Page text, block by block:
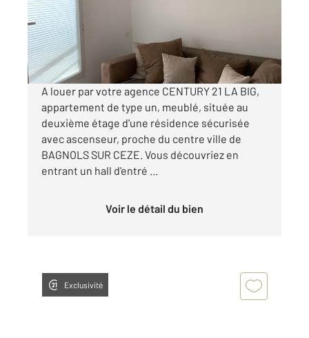
Appartement F1 à louer
450 €
par mois charges comprises
A louer par votre agence CENTURY 21 LA BIG,
appartement de type un, meublé, située au
deuxième étage d'une résidence sécurisée
avec ascenseur, proche du centre ville de
BAGNOLS SUR CEZE. Vous découvriez en
entrant un hall d'entré ...
Voir le détail du bien
Exclusivité